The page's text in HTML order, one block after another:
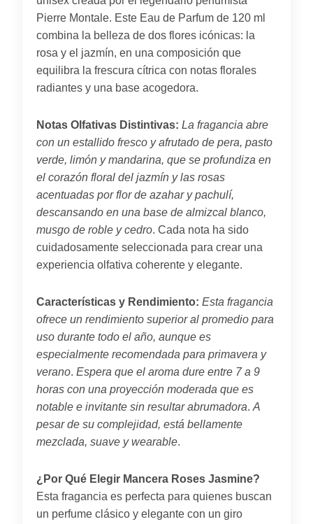
Pierre Montale. Este Eau de Parfum de 120 ml
combina la belleza de dos flores icónicas: la
rosa y el jazmín, en una composición que
equilibra la frescura cítrica con notas florales
radiantes y una base acogedora.
Notas Olfativas Distintivas: La fragancia abre
con un estallido fresco y afrutado de pera, pasto
verde, limón y mandarina, que se profundiza en
el corazón floral del jazmín y las rosas
acentuadas por flor de azahar y pachulí,
descansando en una base de almizcal blanco,
musgo de roble y cedro. Cada nota ha sido
cuidadosamente seleccionada para crear una
experiencia olfativa coherente y elegante.
Características y Rendimiento: Esta fragancia
ofrece un rendimiento superior al promedio para
uso durante todo el año, aunque es
especialmente recomendada para primavera y
verano. Espera que el aroma dure entre 7 a 9
horas con una proyección moderada que es
notable e invitante sin resultar abrumadora. A
pesar de su complejidad, está bellamente
mezclada, suave y wearable.
¿Por Qué Elegir Mancera Roses Jasmine?
Esta fragancia es perfecta para quienes buscan
un perfume clásico y elegante con un giro